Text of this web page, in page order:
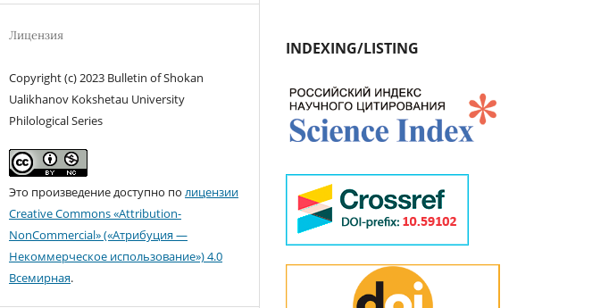
Лицензия
Copyright (c) 2023 Bulletin of Shokan
Ualikhanov Kokshetau University
Philological Series
Это произведение доступно полицензии
Creative Commons «Attribution-
NonCommercial» («Атрибуция —
Некоммерческое использование») 4.0
Всемирная.
INDEXING/LISTING